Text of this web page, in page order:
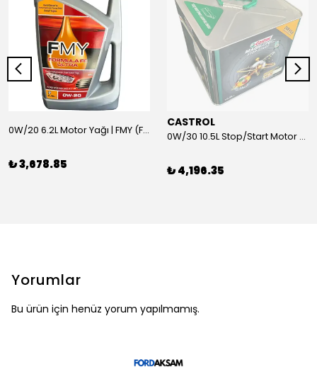
0W/20 6.2L Motor Yağı | FMY (Ford Motor Yağları)
₺ 3,678.85
CASTROL
0W/30 10.5L Stop/Start Motor Yağı | CASTROL
₺ 4,196.35
Yorumlar
Bu ürün için henüz yorum yapılmamış.